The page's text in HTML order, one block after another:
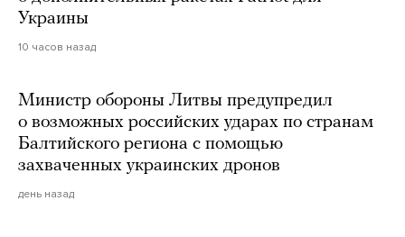
Украины
10 часов назад
Министр обороны Литвы предупредил
о возможных российских ударах по странам
Балтийского региона с помощью
захваченных украинских дронов
день назад